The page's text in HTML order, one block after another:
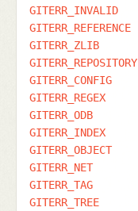
GITERR_INVALID
GITERR_REFERENCE
GITERR_ZLIB
GITERR_REPOSITORY
GITERR_CONFIG
GITERR_REGEX
GITERR_ODB
GITERR_INDEX
GITERR_OBJECT
GITERR_NET
GITERR_TAG
GITERR_TREE